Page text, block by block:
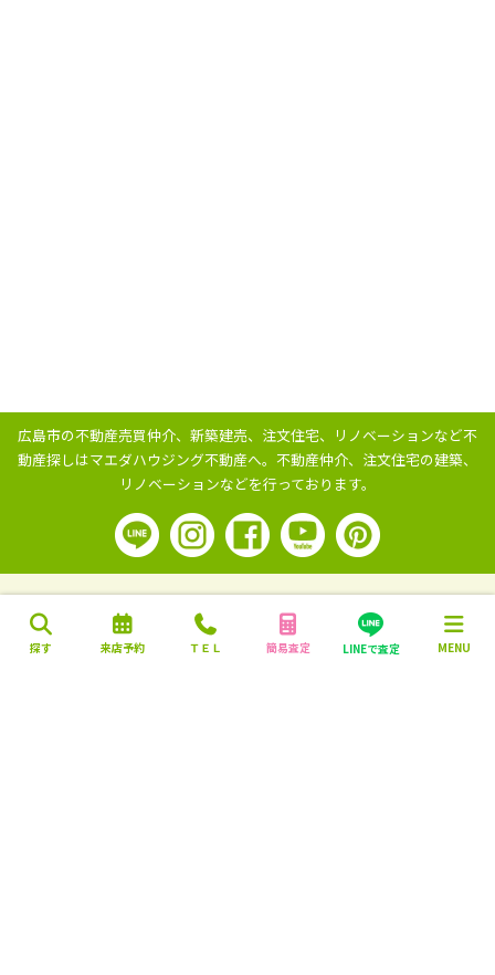
探す 来店予約 ＴＥＬ 簡易査定 LINEで査定 MENU
広島市の不動産売買仲介、新築建売、注文住宅、リノベーションなど不
動産探しはマエダハウジング不動産へ。 不動産仲介、注文住宅の建築、
リノベーションなどを行っております。